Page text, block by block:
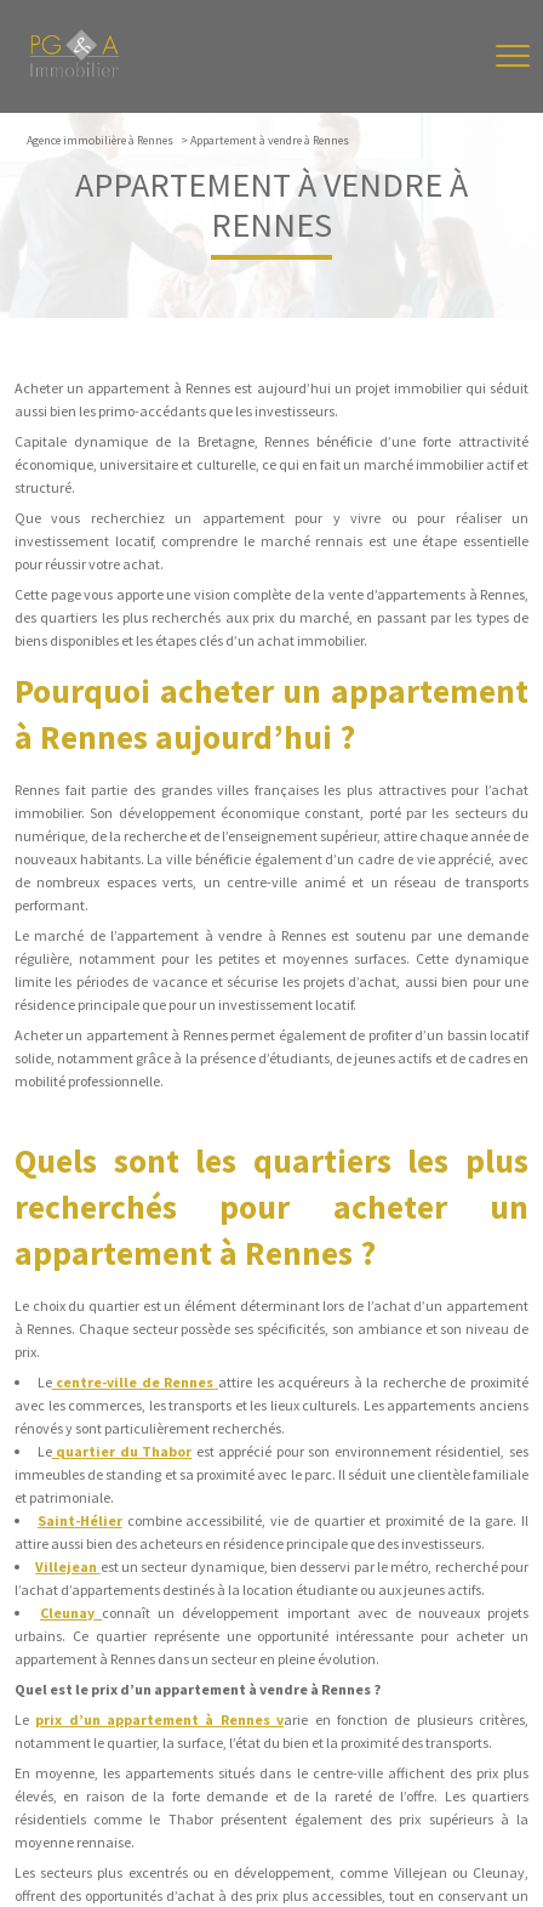
Agence immobilière à Rennes Appartement à vendre à Rennes
APPARTEMENT À VENDRE À
RENNES
Acheter un appartement à Rennes est aujourd’hui un projet immobilier qui séduit
aussi bien les primo-accédants que les investisseurs.
Capitale dynamique de la Bretagne, Rennes bénéficie d’une forte attractivité
économique, universitaire et culturelle, ce qui en fait un marché immobilier actif et
structuré.
Que vous recherchiez un appartement pour y vivre ou pour réaliser un
investissement locatif, comprendre le marché rennais est une étape essentielle
pour réussir votre achat.
Cette page vous apporte une vision complète de la vente d’appartements à Rennes,
des quartiers les plus recherchés aux prix du marché, en passant par les types de
biens disponibles et les étapes clés d’un achat immobilier.
Pourquoi acheter un appartement
à Rennes aujourd’hui ?
Rennes fait partie des grandes villes françaises les plus attractives pour l’achat
immobilier. Son développement économique constant, porté par les secteurs du
numérique, de la recherche et de l’enseignement supérieur, attire chaque année de
nouveaux habitants. La ville bénéficie également d’un cadre de vie apprécié, avec
de nombreux espaces verts, un centre-ville animé et un réseau de transports
performant.
Le marché de l’appartement à vendre à Rennes est soutenu par une demande
régulière, notamment pour les petites et moyennes surfaces. Cette dynamique
limite les périodes de vacance et sécurise les projets d’achat, aussi bien pour une
résidence principale que pour un investissement locatif.
Acheter un appartement à Rennes permet également de profiter d’un bassin locatif
solide, notamment grâce à la présence d’étudiants, de jeunes actifs et de cadres en
mobilité professionnelle.
Quels sont les quartiers les plus
recherchés pour acheter un
appartement à Rennes ?
Le choix du quartier est un élément déterminant lors de l’achat d’un appartement
à Rennes. Chaque secteur possède ses spécificités, son ambiance et son niveau de
prix.
Lecentre-ville de Rennes attire les acquéreurs à la recherche de proximité
avec les commerces, les transports et les lieux culturels. Les appartements anciens
rénovés y sont particulièrement recherchés.
Lequartier du Thabor est apprécié pour son environnement résidentiel, ses
immeubles de standing et sa proximité avec le parc. Il séduit une clientèle familiale
et patrimoniale.
Saint-Héliercombine accessibilité, vie de quartier et proximité de la gare. Il
attire aussi bien des acheteurs en résidence principale que des investisseurs.
Villejean est un secteur dynamique, bien desservi par le métro, recherché pour
l’achat d’appartements destinés à la location étudiante ou aux jeunes actifs.
Cleunay connaît un développement important avec de nouveaux projets
urbains. Ce quartier représente une opportunité intéressante pour acheter un
appartement à Rennes dans un secteur en pleine évolution.
Quel est le prix d’un appartement à vendre à Rennes ?
Le prix d’un appartement à Rennes varie en fonction de plusieurs critères,
notamment le quartier, la surface, l’état du bien et la proximité des transports.
En moyenne, les appartements situés dans le centre-ville affichent des prix plus
élevés, en raison de la forte demande et de la rareté de l’offre. Les quartiers
résidentiels comme le Thabor présentent également des prix supérieurs à la
moyenne rennaise.
Les secteurs plus excentrés ou en développement, comme Villejean ou Cleunay,
offrent des opportunités d’achat à des prix plus accessibles, tout en conservant un